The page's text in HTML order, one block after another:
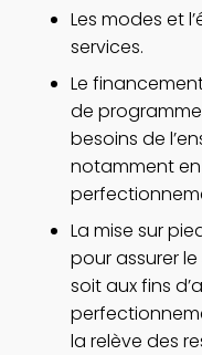
Les modes et
services.
Le
de
besoins de
notamment
La mise sur
pour assurer
soit aux fins
la relève des